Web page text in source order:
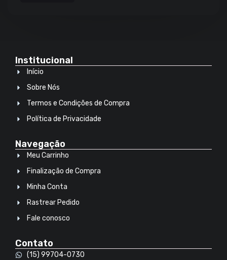
Institucional
Início
Sobre Nós
Termos e Condições de Compra
Política de Privacidade
Navegação
Meu Carrinho
Finalização de Compra
Minha Conta
Rastrear Pedido
Fale conosco
Contato
(15) 99704-0730